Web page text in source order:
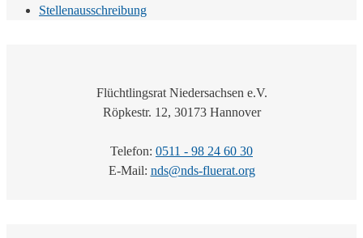
Stellenausschreibung
Flüchtlingsrat Niedersachsen e.V.
Röpkestr. 12, 30173 Hannover
Telefon: 0511 - 98 24 60 30
E-Mail: nds@nds-fluerat.org